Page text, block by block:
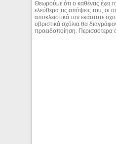
Θεωρούμε ότι ο καθένας έχει
ελεύθερα τις απόψεις του, οι
αποκλειστικά τον εκάστοτε
υβριστικά σχόλια θα
προειδοποίηση. Περισσότερα